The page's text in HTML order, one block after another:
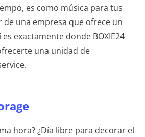
es como música para tus
de una empresa que ofrece un
exactamente donde BOXIE24
una unidad de
hora? ¿Día libre para decorar el